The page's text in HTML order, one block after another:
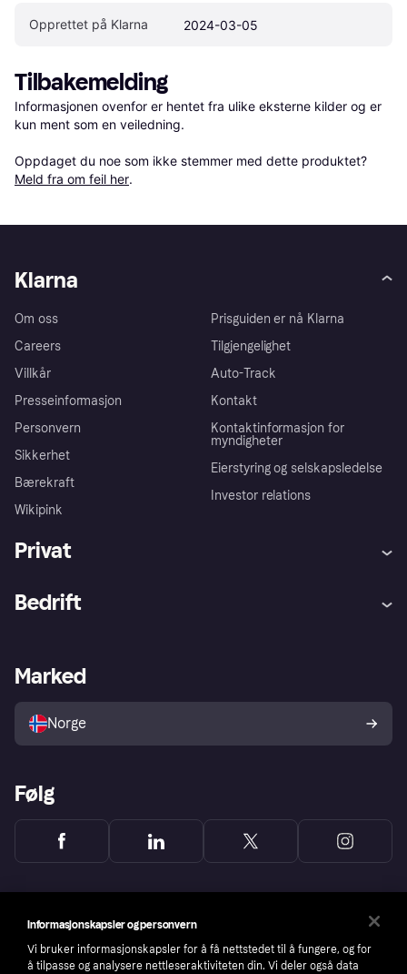
Opprettet på Klarna 2024-03-05
Tilbakemelding
Informasjonen ovenfor er hentet fra ulike eksterne kilder og er
kun ment som en veiledning.
Oppdaget du noe som ikke stemmer med dette produktet?
Meld fra om feil her.
Klarna
Om oss
Careers
Villkår
Presseinformasjon
Personvern
Sikkerhet
Bærekraft
Wikipink
Prisguiden er nå Klarna
Tilgjengelighet
Auto-Track
Kontakt
Kontaktinformasjon for
myndigheter
Eierstyring og selskapsledelse
Investor relations
Privat
Utforsk butikker
Bedrift
Merchant portal
Marked
Norge
Følg
Informasjonskapsler og personvern
Vi bruker informasjonskapsler for å få nettstedet til å fungere, og for
å tilpasse og analysere nettleseraktiviteten din. Vi deler også data